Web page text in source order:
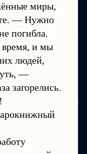
миры,
— Нужно
погибла.
и мы
людей,
—
загорелись.